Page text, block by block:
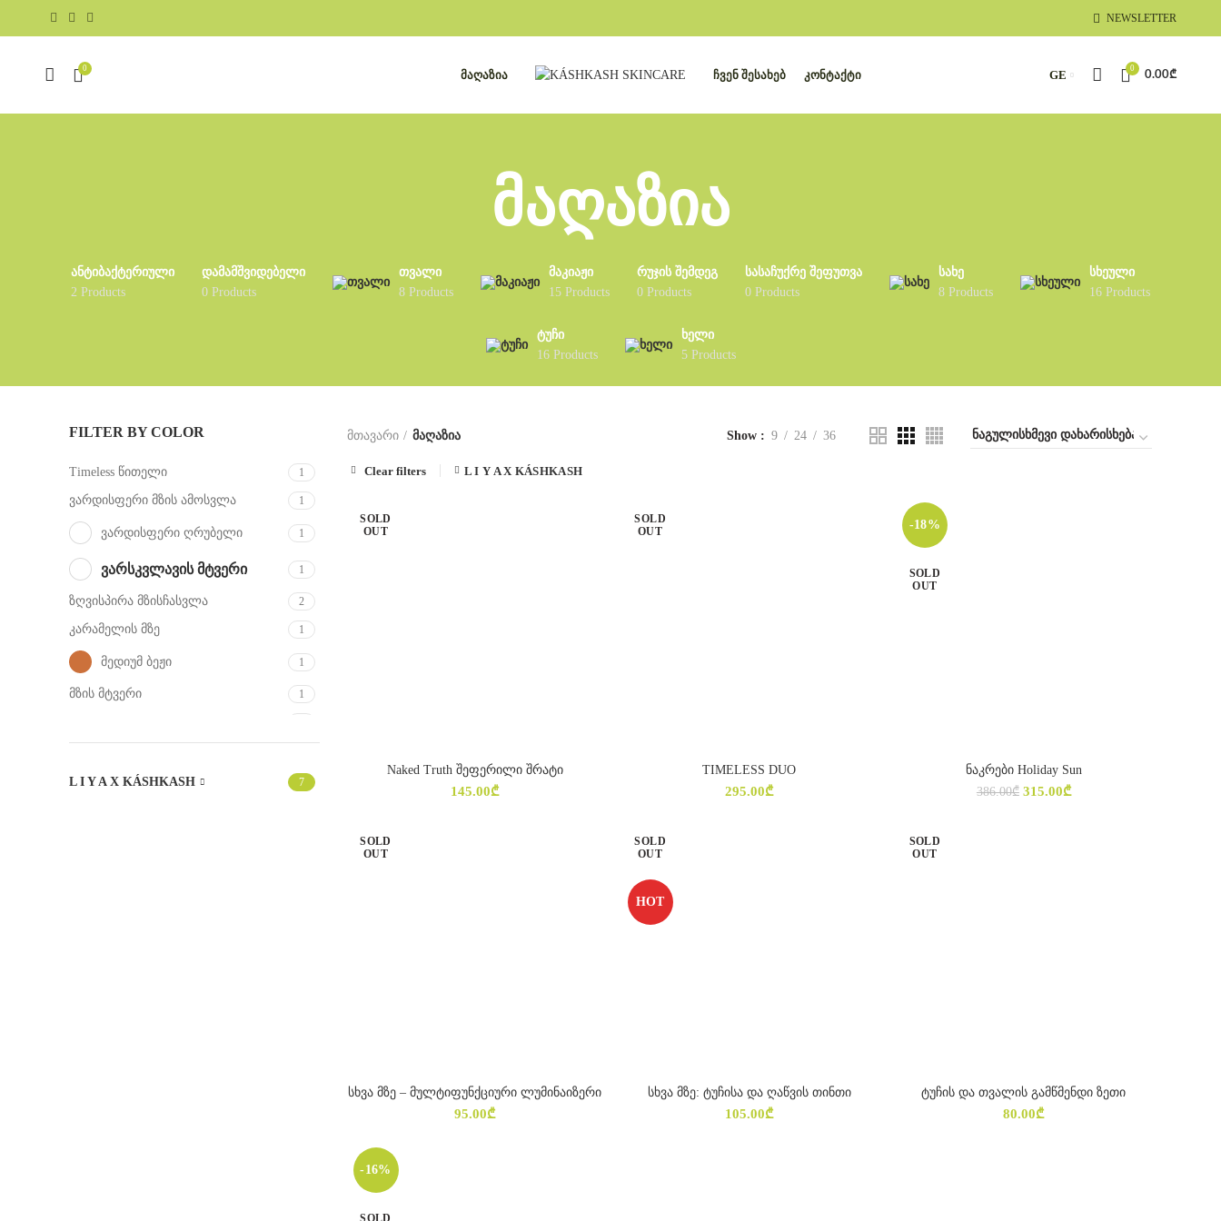
NEWSLETTER
0
ᲛᲐᲦᲐᲖᲘᲐ ᲩᲕᲔᲜ ᲨᲔᲡᲐᲮᲔᲑ ᲙᲝᲜᲢᲐᲥᲢᲘ GE
0
0.00₾
ᲛᲐᲦᲐᲖᲘᲐ
ᲐᲜᲢᲘᲑᲐᲥᲢᲔᲠᲘᲣᲚᲘ
2 Products
ᲓᲐᲛᲐᲛᲨᲕᲘᲓᲔᲑᲔᲚᲘ
0 Products
ᲗᲕᲐᲚᲘ
8 Products
ᲛᲐᲙᲘᲐᲟᲘ
15 Products
ᲠᲣᲯᲘᲡ ᲨᲔᲛᲓᲔᲒ
0 Products
ᲡᲐᲡᲐᲩᲣᲥᲠᲔ ᲨᲔᲤᲣᲗᲕᲐ
0 Products
ᲡᲐᲮᲔ
8 Products
ᲡᲮᲔᲣᲚᲘ
16 Products
ᲢᲣᲩᲘ
16 Products
ᲮᲔᲚᲘ
5 Products
FILTER BY COLOR
Timeless წითელი 1
ვარდისფერი მზის ამოსვლა 1
ვარდისფერი ღრუბელი 1
ვარსკვლავის მტვერი 1
ზღვისპირა მზისჩასვლა 2
კარამელის მზე 1
მედიუმ ბეჟი 1
მზის მტვერი 1
პრიზმა 1
L I Y A X KÁSHKASH 7
მთავარი მაღაზია Show 9 24 36
Clear filters L I Y A X KÁSHKASH
SOLD
OUT
ᲐᲠᲩᲔᲕᲘᲡ ᲞᲐᲠᲐᲛᲔᲢᲠᲔᲑᲘ
Naked Truth შეფერილი შრატი
145.00₾
SOLD
OUT
ᲕᲠᲪᲚᲐᲓ
TIMELESS DUO
295.00₾
-18%
SOLD
OUT
ᲐᲠᲩᲔᲕᲘᲡ ᲞᲐᲠᲐᲛᲔᲢᲠᲔᲑᲘ
ნაკრები Holiday Sun
386.00₾ Original
315.00₾Current
SOLD
OUT
ᲐᲠᲩᲔᲕᲘᲡ ᲞᲐᲠᲐᲛᲔᲢᲠᲔᲑᲘ
სხვა მზე – მულტიფუნქციური ლუმინაიზერი
95.00₾
SOLD
OUT
HOT
ᲐᲠᲩᲔᲕᲘᲡ ᲞᲐᲠᲐᲛᲔᲢᲠᲔᲑᲘ
სხვა მზე: ტუჩისა და ღაწვის თინთი
105.00₾
SOLD
OUT
ᲕᲠᲪᲚᲐᲓ
ტუჩის და თვალის გამწმენდი ზეთი
80.00₾
-16%